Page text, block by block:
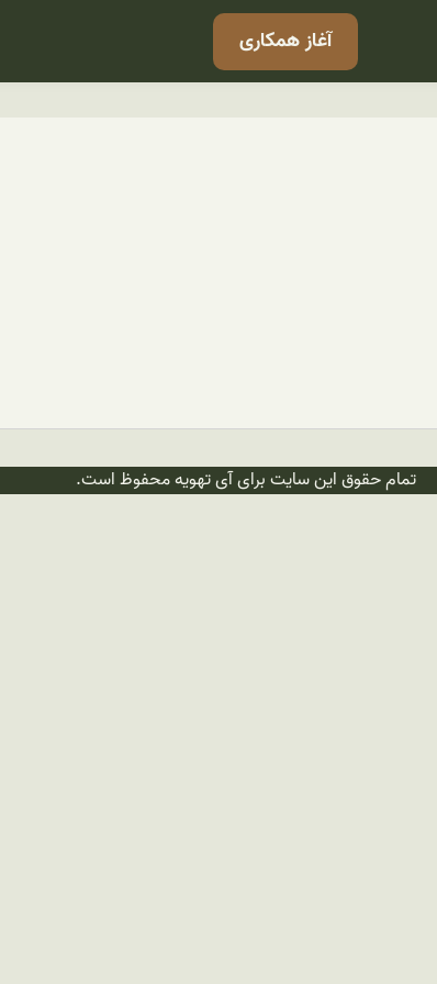
آغاز همکاری
تمام حقوق این سایت برای آی تهویه محفوظ است.